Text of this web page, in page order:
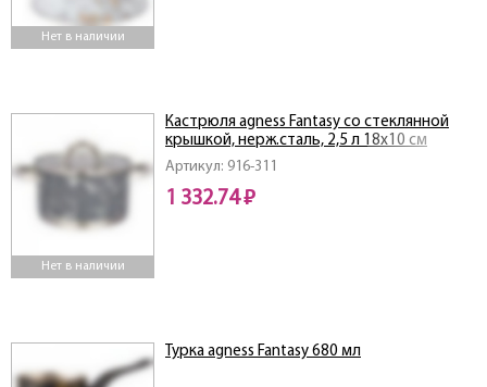
Нет в наличии
Нет в наличии
Артикул: 916-311
Кастрюля agness Fantasy со стеклянной
крышкой, нерж.сталь, 2,5 л 18х10 см
1 332.74 ₽
Турка agness Fantasy 680 мл